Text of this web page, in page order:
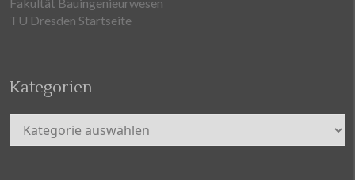
TU Dresden Startseite
Kategorien
Kategorien